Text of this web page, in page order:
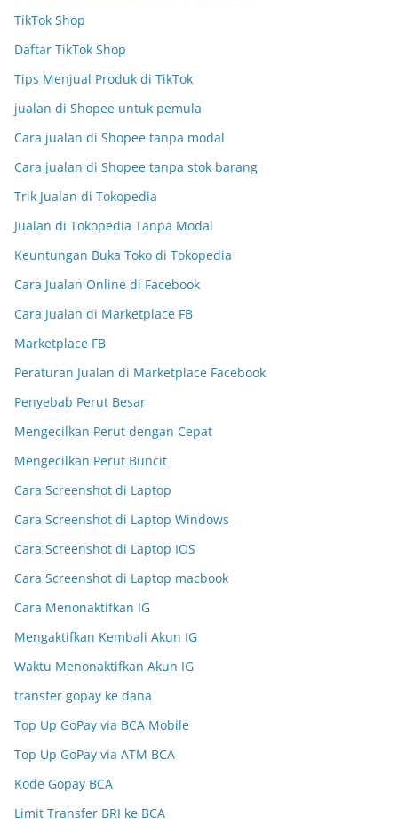
TikTok Shop
Daftar TikTok Shop
Tips Menjual Produk di TikTok
jualan di Shopee untuk pemula
Cara jualan di Shopee tanpa modal
Cara jualan di Shopee tanpa stok barang
Trik Jualan di Tokopedia
Jualan di Tokopedia Tanpa Modal
Keuntungan Buka Toko di Tokopedia
Cara Jualan Online di Facebook
Cara Jualan di Marketplace FB
Marketplace FB
Peraturan Jualan di Marketplace Facebook
Penyebab Perut Besar
Mengecilkan Perut dengan Cepat
Mengecilkan Perut Buncit
Cara Screenshot di Laptop
Cara Screenshot di Laptop Windows
Cara Screenshot di Laptop IOS
Cara Screenshot di Laptop macbook
Cara Menonaktifkan IG
Mengaktifkan Kembali Akun IG
Waktu Menonaktifkan Akun IG
transfer gopay ke dana
Top Up GoPay via BCA Mobile
Top Up GoPay via ATM BCA
Kode Gopay BCA
Limit Transfer BRI ke BCA